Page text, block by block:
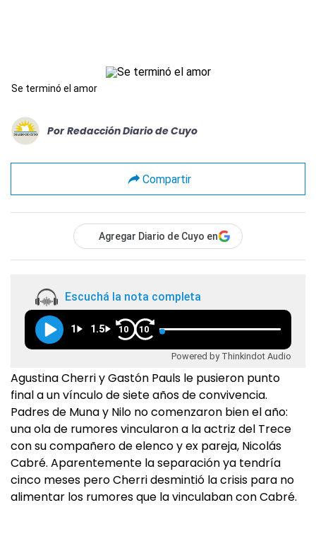
Se terminó el amor
Por Redacción Diario de Cuyo
Compartir
Agregar Diario de Cuyo en
Escuchá la nota completa
1 1.5 10 10
Powered by Thinkindot Audio
Agustina Cherri y Gastón Pauls le pusieron punto
final a un vínculo de siete años de convivencia.
Padres de Muna y Nilo no comenzaron bien el año:
una ola de rumores vincularon a la actriz del Trece
con su compañero de elenco y ex pareja, Nicolás
Cabré. Aparentemente la separación ya tendría
cinco meses pero Cherri desmintió la crisis para no
alimentar los rumores que la vinculaban con Cabré.